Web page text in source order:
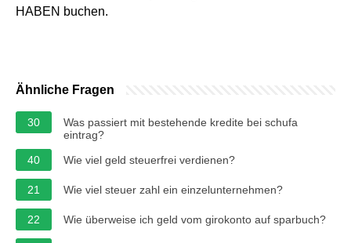
HABEN buchen.
Ähnliche Fragen
30
Was passiert mit bestehende kredite bei schufa
eintrag?
40
Wie viel geld steuerfrei verdienen?
21 Wie viel steuer zahl ein einzelunternehmen?
22 Wie überweise ich geld vom girokonto auf sparbuch?